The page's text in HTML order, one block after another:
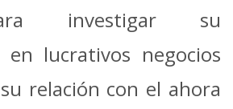
investigar su
en lucrativos negocios
relación con el ahora